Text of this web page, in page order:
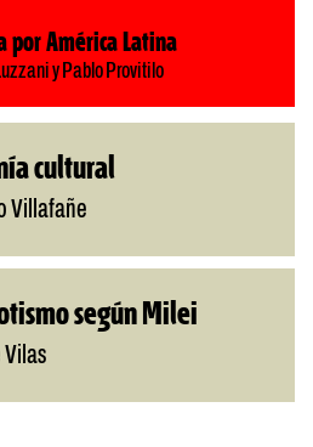
por América Latina
y Pablo Provitilo
cultural
Villafañe
según Milei
Vilas